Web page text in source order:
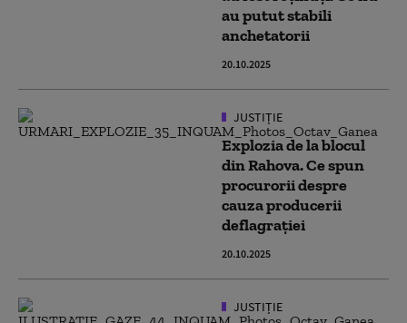
au putut stabili
anchetatorii
20.10.2025
JUSTIȚIE
Explozia de la blocul
din Rahova. Ce spun
procurorii despre
cauza producerii
deflagrației
20.10.2025
JUSTIȚIE